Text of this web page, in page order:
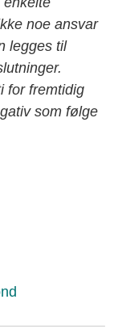
noe ansvar
legges til
for fremtidig
som følge